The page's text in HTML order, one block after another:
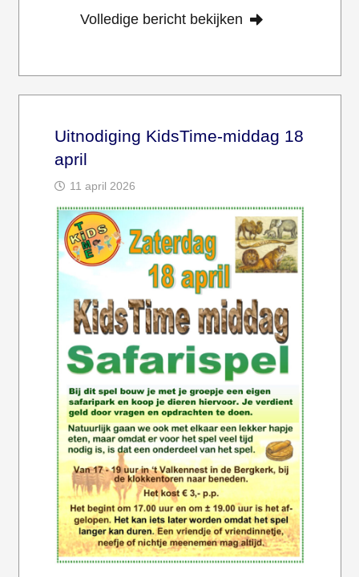
Volledige bericht bekijken
Uitnodiging KidsTime-middag 18
april
11 april 2026